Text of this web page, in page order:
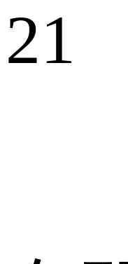
21